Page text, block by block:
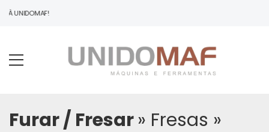
À UNIDOMAF!
Furar / Fresar» Fresas »